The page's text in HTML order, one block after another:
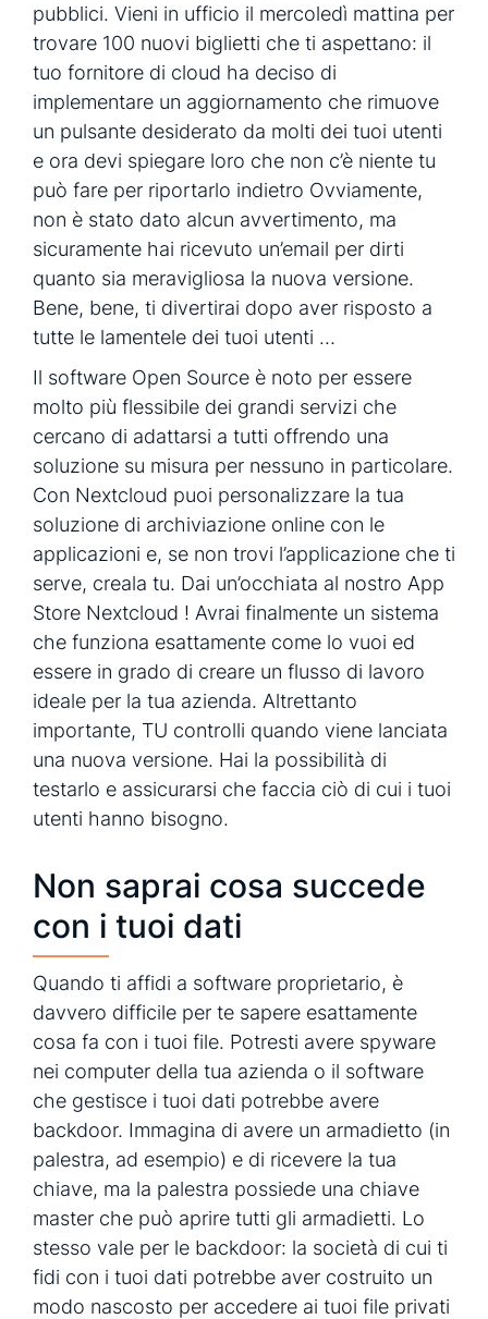
pubblici. Vieni in ufficio il mercoledì mattina per
trovare 100 nuovi biglietti che ti aspettano: il
tuo fornitore di cloud ha deciso di
implementare un aggiornamento che rimuove
un pulsante desiderato da molti dei tuoi utenti
e ora devi spiegare loro che non c’è niente tu
può fare per riportarlo indietro Ovviamente,
non è stato dato alcun avvertimento, ma
sicuramente hai ricevuto un’email per dirti
quanto sia meravigliosa la nuova versione.
Bene, bene, ti divertirai dopo aver risposto a
tutte le lamentele dei tuoi utenti …
Il software Open Source è noto per essere
molto più flessibile dei grandi servizi che
cercano di adattarsi a tutti offrendo una
soluzione su misura per nessuno in particolare.
Con Nextcloud puoi personalizzare la tua
soluzione di archiviazione online con le
applicazioni e, se non trovi l’applicazione che ti
serve, creala tu. Dai un’occhiata al nostro App
Store Nextcloud ! Avrai finalmente un sistema
che funziona esattamente come lo vuoi ed
essere in grado di creare un flusso di lavoro
ideale per la tua azienda. Altrettanto
importante, TU controlli quando viene lanciata
una nuova versione. Hai la possibilità di
testarlo e assicurarsi che faccia ciò di cui i tuoi
utenti hanno bisogno.
Non saprai cosa succede
con i tuoi dati
Quando ti affidi a software proprietario, è
davvero difficile per te sapere esattamente
cosa fa con i tuoi file. Potresti avere spyware
nei computer della tua azienda o il software
che gestisce i tuoi dati potrebbe avere
backdoor. Immagina di avere un armadietto (in
palestra, ad esempio) e di ricevere la tua
chiave, ma la palestra possiede una chiave
master che può aprire tutti gli armadietti. Lo
stesso vale per le backdoor: la società di cui ti
fidi con i tuoi dati potrebbe aver costruito un
modo nascosto per accedere ai tuoi file privati ​​